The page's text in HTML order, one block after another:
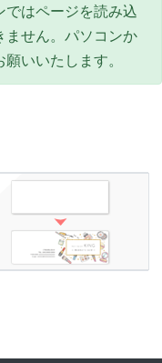
ではページを読み込
ません。パソコンか
いいたします。